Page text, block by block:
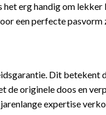
erg handig om
een perfecte pasvorm
Dit
de originele doos en
expertise